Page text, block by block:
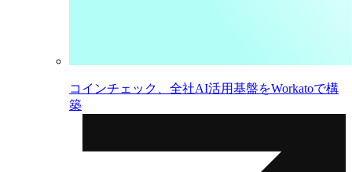
コインチェック、全社AI活用基盤をWorkatoで構
築